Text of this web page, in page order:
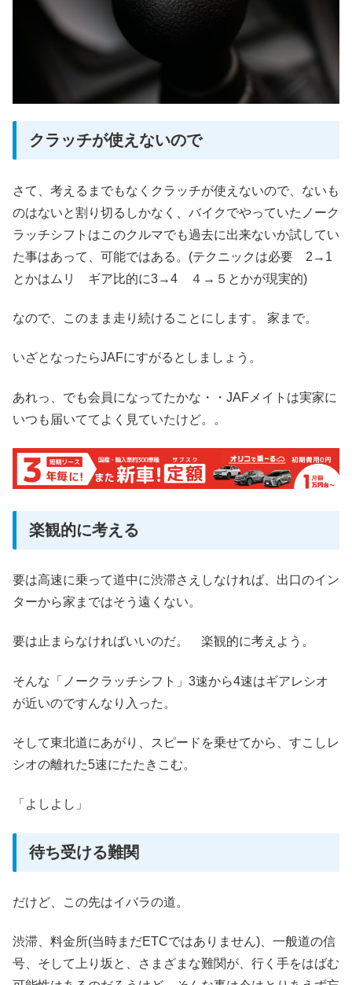
クラッチが使えないので
さて、考えるまでもなくクラッチが使えないので、ないも
のはないと割り切るしかなく、バイクでやっていたノーク
ラッチシフトはこのクルマでも過去に出来ないか試してい
た事はあって、可能ではある。(テクニックは必要 2→1
とかはムリ ギア比的に3→4 ４→５とかが現実的)
なので、このまま走り続けることにします。 家まで。
いざとなったらJAFにすがるとしましょう。
あれっ、でも会員になってたかな・・JAFメイトは実家に
いつも届いててよく見ていたけど。。
楽観的に考える
要は高速に乗って道中に渋滞さえしなければ、出口のイン
ターから家まではそう遠くない。
要は止まらなければいいのだ。 楽観的に考えよう。
そんな「ノークラッチシフト」3速から4速はギアレシオ
が近いのですんなり入った。
そして東北道にあがり、スピードを乗せてから、すこしレ
シオの離れた5速にたたきこむ。
「よしよし」
待ち受ける難関
だけど、この先はイバラの道。
渋滞、料金所(当時まだETCではありません)、一般道の信
号、そして上り坂と、さまざまな難関が、行く手をはばむ